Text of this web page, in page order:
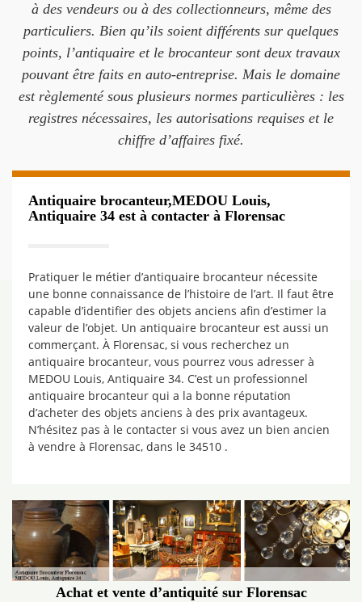
à des vendeurs ou à des collectionneurs, même des
particuliers. Bien qu’ils soient différents sur quelques
points, l’antiquaire et le brocanteur sont deux travaux
pouvant être faits en auto-entreprise. Mais le domaine
est règlementé sous plusieurs normes particulières : les
registres nécessaires, les autorisations requises et le
chiffre d’affaires fixé.
Antiquaire brocanteur,MEDOU Louis,
Antiquaire 34 est à contacter à Florensac
Pratiquer le métier d’antiquaire brocanteur nécessite
une bonne connaissance de l’histoire de l’art. Il faut être
capable d’identifier des objets anciens afin d’estimer la
valeur de l’objet. Un antiquaire brocanteur est aussi un
commerçant. À Florensac, si vous recherchez un
antiquaire brocanteur, vous pourrez vous adresser à
MEDOU Louis, Antiquaire 34. C’est un professionnel
antiquaire brocanteur qui a la bonne réputation
d’acheter des objets anciens à des prix avantageux.
N’hésitez pas à le contacter si vous avez un bien ancien
à vendre à Florensac, dans le 34510 .
Achat et vente d’antiquité sur Florensac